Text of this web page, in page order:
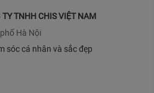
TY TNHH CHIS VIỆT NAM
Hà Nội
sóc cá nhân và sắc đẹp